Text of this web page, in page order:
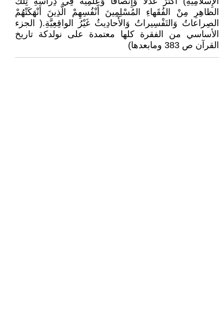
الظاهِرِ مِنْ الفُقَهاءِ المُسْلِمِينَ أَنْفُسِهِمْ الَّذِينَ أَنْهَكَتْهُمْ
الصِراعاتُ وَالتَفْسِيراتُ وَالأَحادِيثُ غَيْرُ الواقِعِيَّةِ.( الجزء
الأساسي من الفقرة كلها معتمدة على نولدكة تاريخ
القرآن ص 383 ومابعدها)